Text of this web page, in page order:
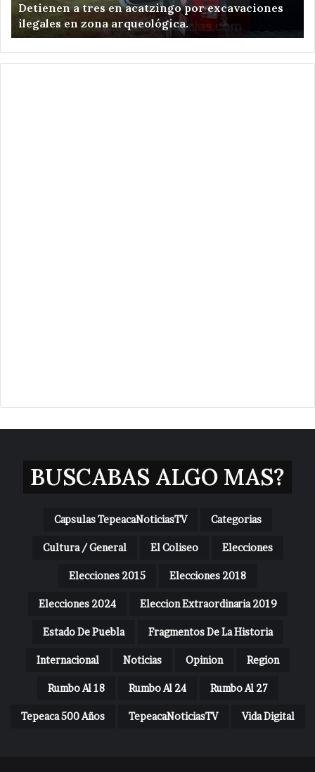
en
zona
arqueológica.
Detienen a tres en acatzingo por excavaciones
ilegales en zona arqueológica.
.
BUSCABAS ALGO MAS?
Capsulas TepeacaNoticiasTV Categorias
Cultura / General El Coliseo Elecciones
Elecciones 2015 Elecciones 2018
Elecciones 2024 Eleccion Extraordinaria 2019
Estado De Puebla Fragmentos De La Historia
Internacional Noticias Opinion Region
Rumbo Al 18 Rumbo Al 24 Rumbo Al 27
Tepeaca 500 Años TepeacaNoticiasTV Vida Digital